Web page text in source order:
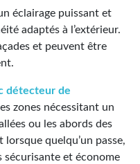
éclairage puissant et
adaptés à l’extérieur.
et peuvent être
détecteur de
zones nécessitant un
ou les abords des
lorsque quelqu’un passe,
et économe